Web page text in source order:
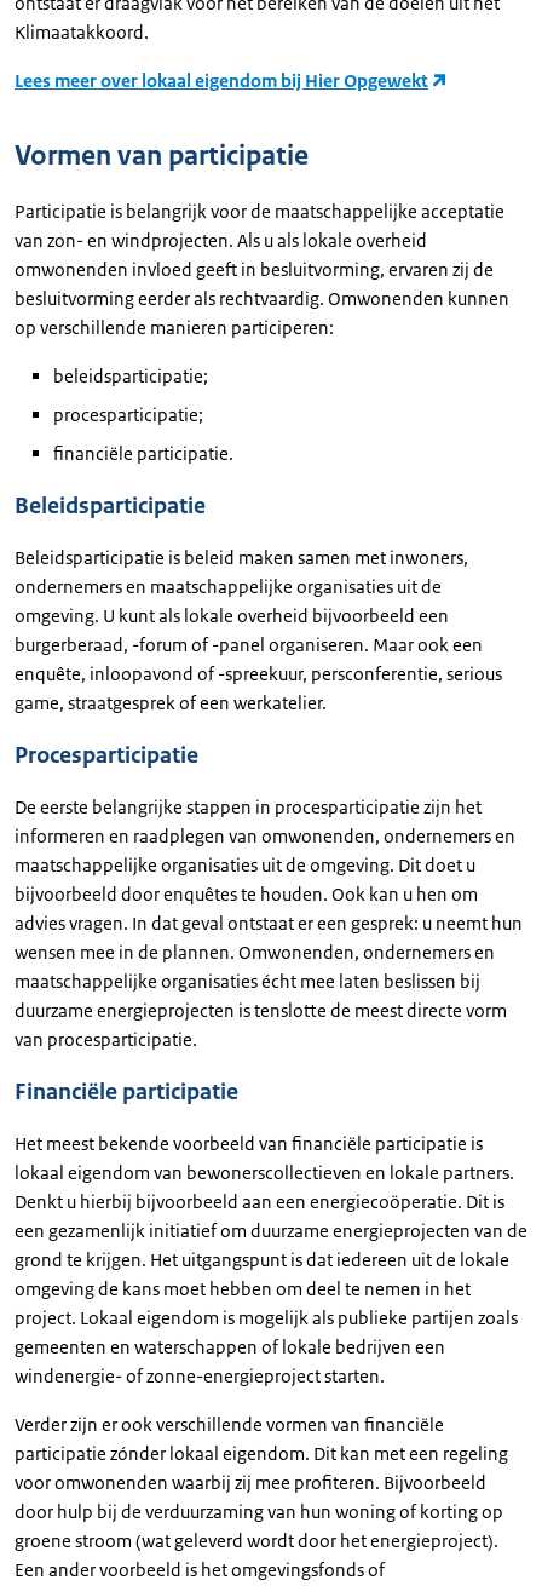
Klimaatakkoord.
Lees meer over lokaal eigendom bij Hier Opgewekt
Vormen van participatie
Participatie is belangrijk voor de maatschappelijke acceptatie
van zon- en windprojecten. Als u als lokale overheid
omwonenden invloed geeft in besluitvorming, ervaren zij de
besluitvorming eerder als rechtvaardig. Omwonenden kunnen
op verschillende manieren participeren:
beleidsparticipatie;
procesparticipatie;
financiële participatie.
Beleidsparticipatie
Beleidsparticipatie is beleid maken samen met inwoners,
ondernemers en maatschappelijke organisaties uit de
omgeving. U kunt als lokale overheid bijvoorbeeld een
burgerberaad, -forum of -panel organiseren. Maar ook een
enquête, inloopavond of -spreekuur, persconferentie, serious
game, straatgesprek of een werkatelier.
Procesparticipatie
De eerste belangrijke stappen in procesparticipatie zijn het
informeren en raadplegen van omwonenden, ondernemers en
maatschappelijke organisaties uit de omgeving. Dit doet u
bijvoorbeeld door enquêtes te houden. Ook kan u hen om
advies vragen. In dat geval ontstaat er een gesprek: u neemt hun
wensen mee in de plannen. Omwonenden, ondernemers en
maatschappelijke organisaties écht mee laten beslissen bij
duurzame energieprojecten is tenslotte de meest directe vorm
van procesparticipatie.
Financiële participatie
Het meest bekende voorbeeld van financiële participatie is
lokaal eigendom van bewonerscollectieven en lokale partners.
Denkt u hierbij bijvoorbeeld aan een energiecoöperatie. Dit is
een gezamenlijk initiatief om duurzame energieprojecten van de
grond te krijgen. Het uitgangspunt is dat iedereen uit de lokale
omgeving de kans moet hebben om deel te nemen in het
project. Lokaal eigendom is mogelijk als publieke partijen zoals
gemeenten en waterschappen of lokale bedrijven een
windenergie- of zonne-energieproject starten.
Verder zijn er ook verschillende vormen van financiële
participatie zónder lokaal eigendom. Dit kan met een regeling
voor omwonenden waarbij zij mee profiteren. Bijvoorbeeld
door hulp bij de verduurzaming van hun woning of korting op
groene stroom (wat geleverd wordt door het energieproject).
Een ander voorbeeld is het omgevingsfonds of